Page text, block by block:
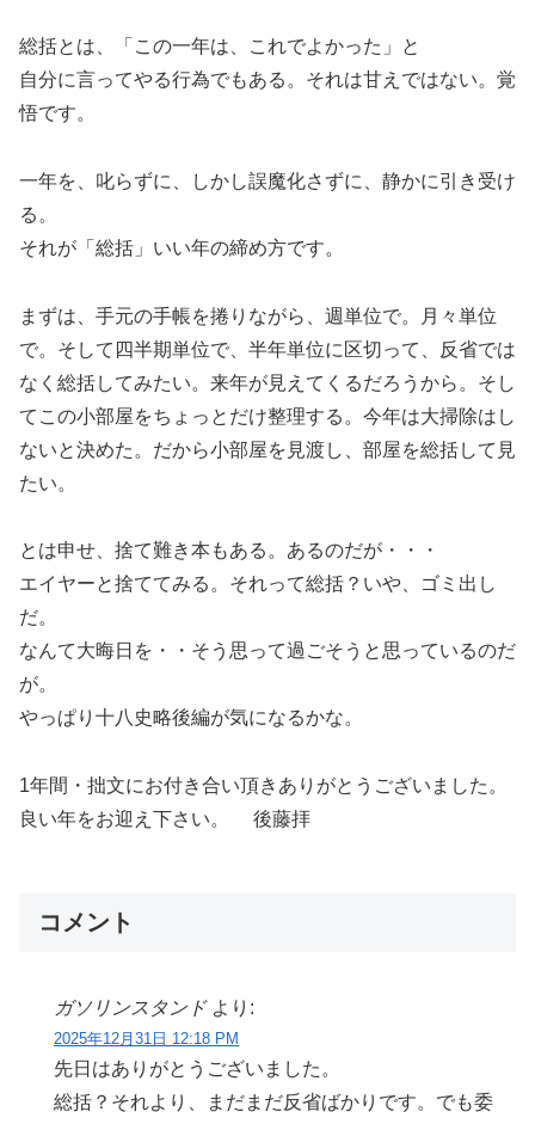
総括とは、「この一年は、これでよかった」と
自分に言ってやる行為でもある。それは甘えではない。覚
悟です。
一年を、叱らずに、しかし誤魔化さずに、静かに引き受け
る。
それが「総括」いい年の締め方です。
まずは、手元の手帳を捲りながら、週単位で。月々単位
で。そして四半期単位で、半年単位に区切って、反省では
なく総括してみたい。来年が見えてくるだろうから。そし
てこの小部屋をちょっとだけ整理する。今年は大掃除はし
ないと決めた。だから小部屋を見渡し、部屋を総括して見
たい。
とは申せ、捨て難き本もある。あるのだが・・・
エイヤーと捨ててみる。それって総括？いや、ゴミ出し
だ。
なんて大晦日を・・そう思って過ごそうと思っているのだ
が。
やっぱり十八史略後編が気になるかな。
1年間・拙文にお付き合い頂きありがとうございました。
良い年をお迎え下さい。 後藤拝
コメント
ガソリンスタンド より:
2025年12月31日 12:18 PM
先日はありがとうございました。
総括？それより、まだまだ反省ばかりです。でも委